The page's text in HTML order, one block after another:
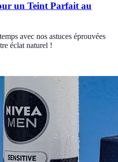
un Teint Parfait au
avec nos astuces éprouvées
éclat naturel !